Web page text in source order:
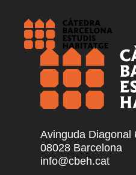
Avinguda Diagonal
08028 Barcelona
info@cbeh.cat